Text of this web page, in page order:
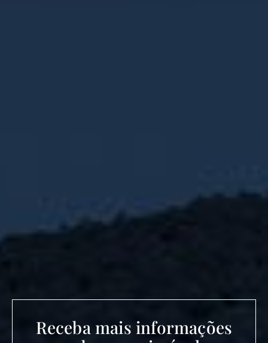
Receba mais informações